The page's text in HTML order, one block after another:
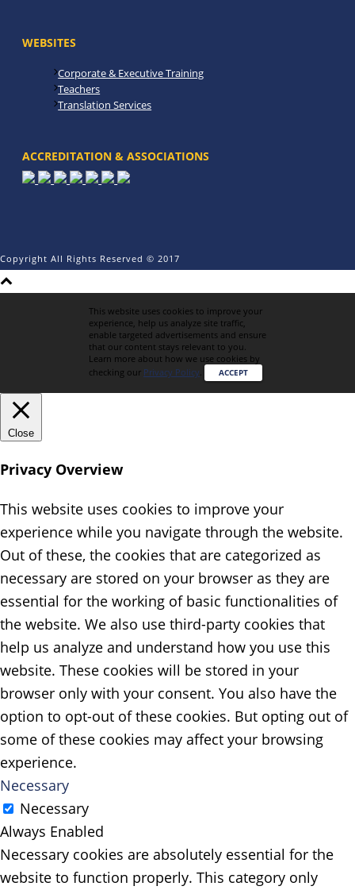
WEBSITES
Corporate & Executive Training
Teachers
Translation Services
ACCREDITATION & ASSOCIATIONS
Copyright All Rights Reserved © 2017
This website uses cookies to improve your
experience, help us analyze site traffic,
enable targeted advertisements and ensure
that our content stays relevant to you.
Learn more about how we use cookies by
checking our Privacy Policy. ACCEPT
Close
Privacy Overview
This website uses cookies to improve your
experience while you navigate through the website.
Out of these, the cookies that are categorized as
necessary are stored on your browser as they are
essential for the working of basic functionalities of
the website. We also use third-party cookies that
help us analyze and understand how you use this
website. These cookies will be stored in your
browser only with your consent. You also have the
option to opt-out of these cookies. But opting out of
some of these cookies may affect your browsing
experience.
Necessary
Necessary
Always Enabled
Necessary cookies are absolutely essential for the
website to function properly. This category only